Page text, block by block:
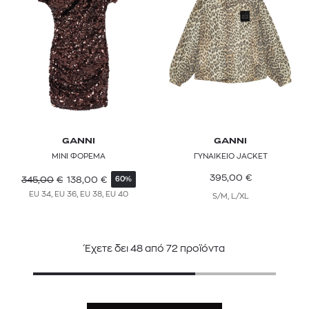
GANNI
MINI ΦΟΡΕΜΑ
345,00 € 138,00 € 60%
EU 34, EU 36, EU 38, EU 40
GANNI
ΓΥΝΑΙΚΕΙΟ JACKET
395,00 €
S/M, L/XL
Έχετε δει 48από 72 προϊόντα